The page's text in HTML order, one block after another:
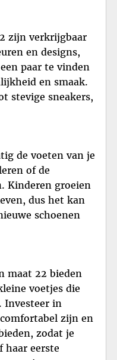
zijn verkrijgbaar
en designs,
paar te vinden
en smaak.
stevige sneakers,
de voeten van je
of de
Kinderen groeien
dus het kan
schoenen
maat 22 bieden
voetjes die
in
zijn en
zodat je
eerste